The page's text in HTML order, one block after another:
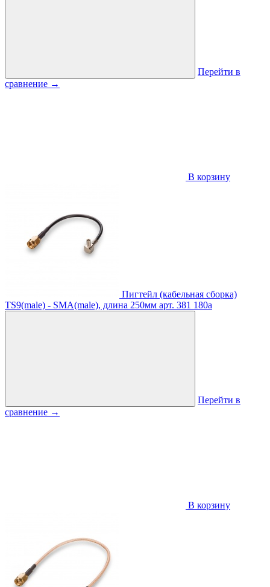
Перейти в
сравнение →
В корзину
Пигтейл (кабельная сборка)
TS9(male) - SMA(male), длина 250мм арт. 381 180a
Перейти в
сравнение →
В корзину